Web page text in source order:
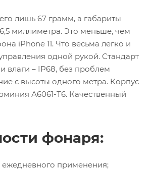
лишь 67 грамм, а габариты
миллиметра. Это меньше, чем
iPhone 11. Что весьма легко и
одной рукой. Стандарт
влаги – IP68, без проблем
с высоты одного метра. Корпус
А6061-Т6. Качественный
фонаря:
ежедневного применения;